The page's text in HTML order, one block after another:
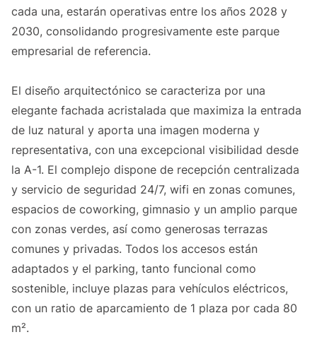
cada una, estarán operativas entre los años 2028 y
2030, consolidando progresivamente este parque
empresarial de referencia.
El diseño arquitectónico se caracteriza por una
elegante fachada acristalada que maximiza la entrada
de luz natural y aporta una imagen moderna y
representativa, con una excepcional visibilidad desde
la A-1. El complejo dispone de recepción centralizada
y servicio de seguridad 24/7, wifi en zonas comunes,
espacios de coworking, gimnasio y un amplio parque
con zonas verdes, así como generosas terrazas
comunes y privadas. Todos los accesos están
adaptados y el parking, tanto funcional como
sostenible, incluye plazas para vehículos eléctricos,
con un ratio de aparcamiento de 1 plaza por cada 80
m².